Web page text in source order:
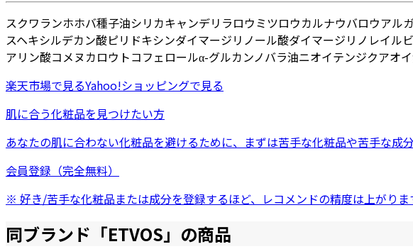
スクワランホホバ種子油シリカキャンデリラロウミツロウカルナウバロウアル
スヘキシルデカン酸ピリドキシンダイマージリノール酸ダイマージリノレイル
アリン酸コメヌカロウ トコフェロールα-グルカンノバラ油ニオイテンジクアオ
楽天市場で見るYahoo!ショッピングで見る
肌に合う化粧品を見つけたい方
あなたの肌に合わない化粧品を避けるために、まずは苦手な化粧品や苦手な成
会員登録（完全無料）
※ 好き/苦手な化粧品または成分を登録するほど、レコメンドの精度は上がりま
同ブランド「ETVOS」の商品